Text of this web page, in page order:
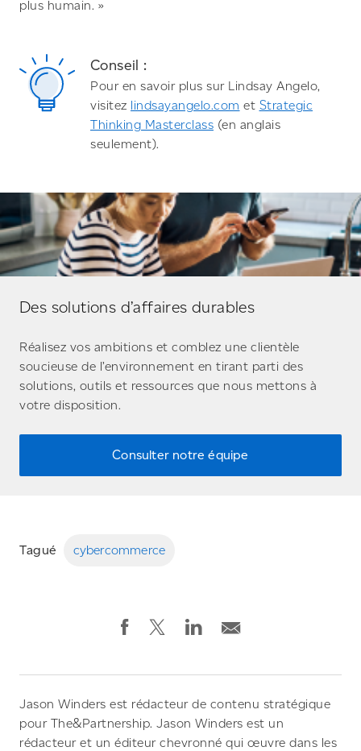
plus humain. »
Conseil :
Pour en savoir plus sur Lindsay Angelo,
visitez lindsayangelo.com et Strategic
Thinking Masterclass (en anglais
seulement).
Des solutions d’affaires durables
Réalisez vos ambitions et comblez une clientèle
soucieuse de l’environnement en tirant parti des
solutions, outils et ressources que nous mettons à
votre disposition.
Consulter notre équipe
Tagué cybercommerce
Jason Winders est rédacteur de contenu stratégique
pour The&Partnership. Jason Winders est un
rédacteur et un éditeur chevronné qui œuvre dans les